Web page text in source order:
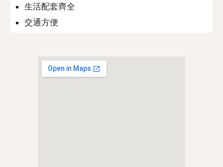
生活配套齊全
交通方便